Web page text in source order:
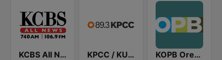
KCBS All News 740 AM and 106.9 FM KFRC KPCC / KUOR / KVLA 89.3 FM KOPB Oregon Public Broadcasting (OPB)